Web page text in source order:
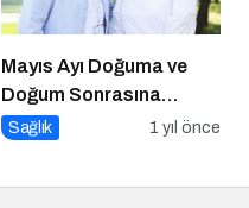
Mayıs Ayı Doğuma ve
Doğum Sonrasına
Hazırlık Atölyesi
Sağlık 1 yıl önce